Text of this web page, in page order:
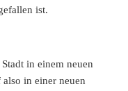
ist.
in einem neuen
in einer neuen